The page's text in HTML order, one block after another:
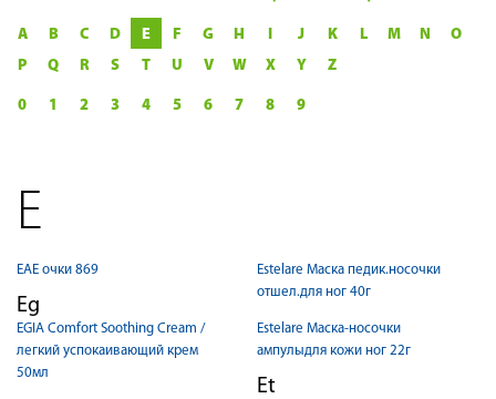
A B C D E F G H I J K L M N
O
P
Q R S T U V W X Y Z
0 1 2 3 4 5 6 7 8 9
E
EAE очки 869
Eg
EGIA Comfort Soothing Cream /
легкий успокаивающий крем
50мл
Estelare Маска педик.носочки
отшел.для ног 40г
Estelare Маска-носочки
ампулыдля кожи ног 22г
Et